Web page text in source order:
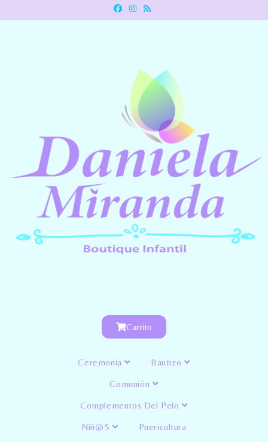
Carrito
Ceremonia Bautizo
Comunión
Complementos Del Pelo
Niñ@s Puericultura